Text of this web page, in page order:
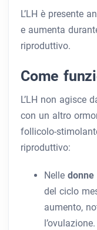
L’LH è presente
e aumenta
riproduttivo.
Come
L’LH non agisce
con un altro
follicolo-
riproduttivo:
Nelle donne
del ciclo
aumento,